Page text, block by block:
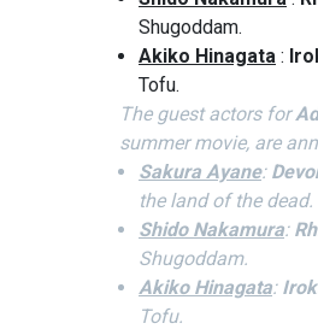
Shugoddam.
Akiko Hinagata :
Tofu.
The guest actors for
summer movie, are
Sakura Ayane:
the land of the dead.
Shido Nakamura:
Shugoddam.
Akiko Hinagata:
Tofu.